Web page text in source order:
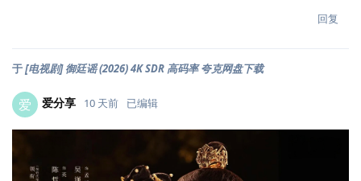
回复
于[电视剧] 御廷谣 (2026) 4K SDR 高码率 夸克网盘下载
爱 爱分享 10 天前 已编辑